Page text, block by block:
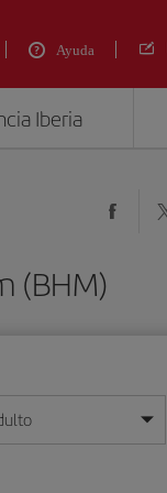
Ayuda
Iberia
(BHM)
mes/año